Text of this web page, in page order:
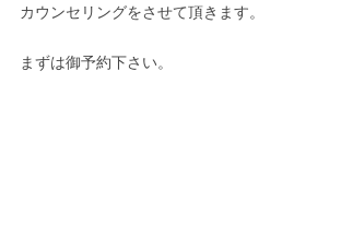
カウンセリングをさせて頂きます。
まずは御予約下さい。